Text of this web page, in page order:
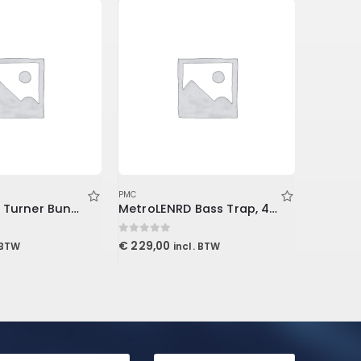
Tablet Page Turner Bundle
PMC
MetroLENRD Bass Trap, 4-Pack 2-30x30x60cm, Charcoal
0out of 5
€ 229,00 incl. BTW